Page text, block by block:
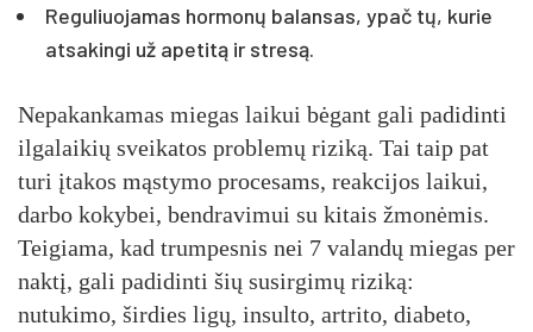
Reguliuojamas hormonų balansas, ypač tų, kurie
atsakingi už apetitą ir stresą.
Nepakankamas miegas laikui bėgant gali padidinti
ilgalaikių sveikatos problemų riziką. Tai taip pat
turi įtakos mąstymo procesams, reakcijos laikui,
darbo kokybei, bendravimui su kitais žmonėmis.
Teigiama, kad trumpesnis nei 7 valandų miegas per
naktį, gali padidinti šių susirgimų riziką:
nutukimo, širdies ligų, insulto, artrito, diabeto,